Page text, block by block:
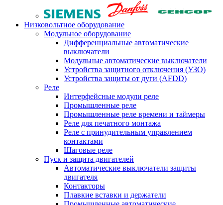
Низковольтное оборудование
Модульное оборудование
Дифференциальные автоматические
выключатели
Модульные автоматические выключатели
Устройства защитного отключения (УЗО)
Устройства защиты от дуги (AFDD)
Реле
Интерфейсные модули реле
Промышленные реле
Промышленные реле времени и таймеры
Реле для печатного монтажа
Реле с принудительным управлением
контактами
Шаговые реле
Пуск и защита двигателей
Автоматические выключатели защиты
двигателя
Контакторы
Плавкие вставки и держатели